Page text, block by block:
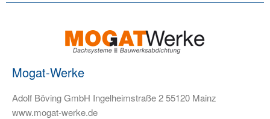
Mogat-Werke
Adolf Böving GmbH Ingelheimstraße 2 55120 Mainz
www.mogat-werke.de